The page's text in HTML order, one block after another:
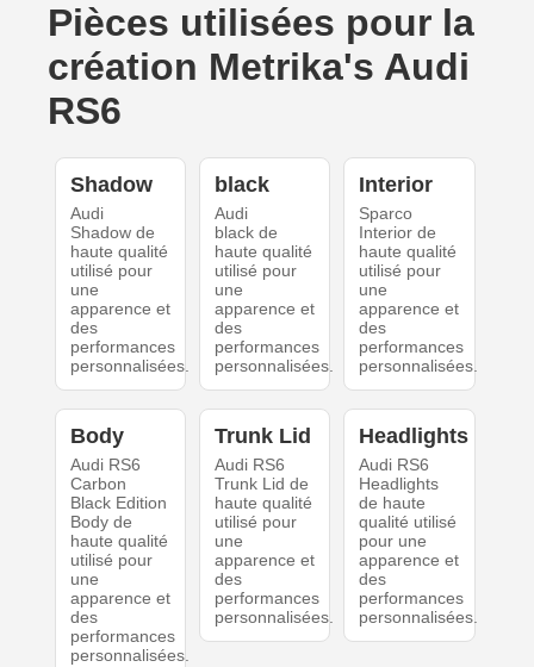
Pièces utilisées pour la
création Metrika's Audi
RS6
Shadow
Audi
Shadow de
haute qualité
utilisé pour
une
apparence et
des
performances
personnalisées.
black
Audi
black de
haute qualité
utilisé pour
une
apparence et
des
performances
personnalisées.
Interior
Sparco
Interior de
haute qualité
utilisé pour
une
apparence et
des
performances
personnalisées.
Body
Audi RS6
Carbon
Black Edition
Body de
haute qualité
utilisé pour
une
apparence et
des
performances
personnalisées.
Trunk Lid
Audi RS6
Trunk Lid de
haute qualité
utilisé pour
une
apparence et
des
performances
personnalisées.
Headlights
Audi RS6
Headlights
de haute
qualité utilisé
pour une
apparence et
des
performances
personnalisées.